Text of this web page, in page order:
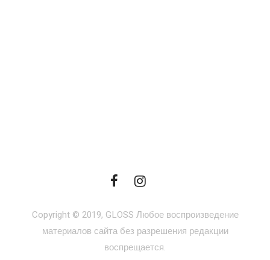
Copyright © 2019, GLOSS Любое воспроизведение
материалов сайта без разрешения редакции
воспрещается.